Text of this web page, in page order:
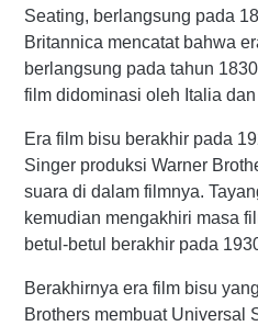
Seating, berlangsung pada
Britannica mencatat bahwa
berlangsung pada tahun
film didominasi oleh Italia
Era film bisu berakhir pada
Singer produksi Warner
suara di dalam filmnya.
kemudian mengakhiri masa
betul-betul berakhir pada
Berakhirnya era film bisu
Brothers membuat Universal